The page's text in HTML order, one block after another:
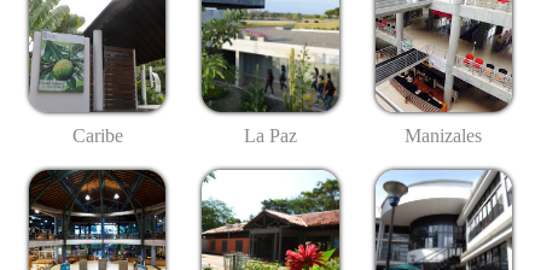
Caribe La Paz Manizales